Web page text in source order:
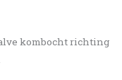
kombocht richting